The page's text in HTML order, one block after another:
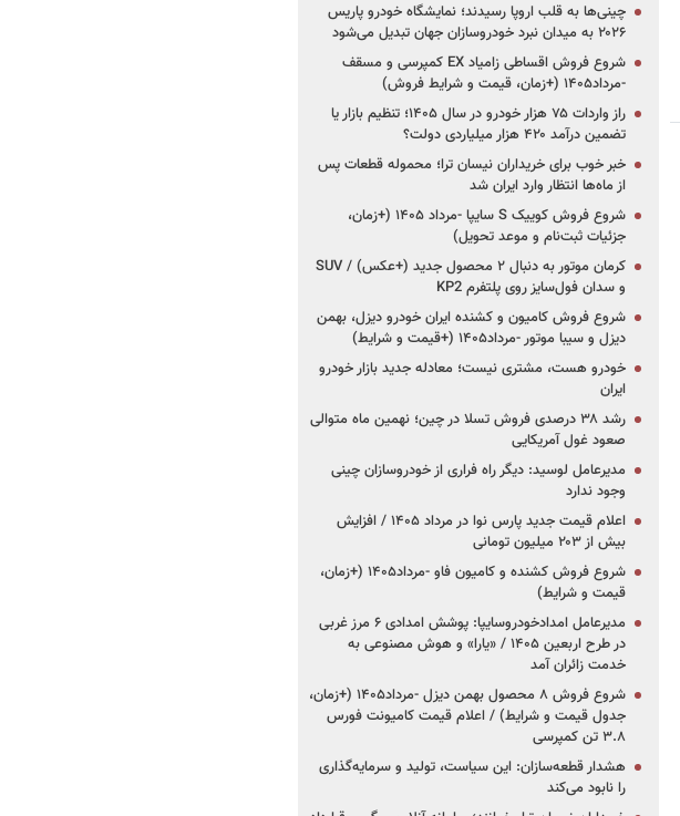
چینی‌ها به قلب اروپا رسیدند؛ نمایشگاه خودرو پاریس
۲۰۲۶ به میدان نبرد خودروسازان جهان تبدیل می‌شود
شروع فروش اقساطی زامیاد EX کمپرسی و مسقف
-مرداد۱۴۰۵ (+زمان، قیمت و شرایط فروش)
راز واردات ۷۵ هزار خودرو در سال ۱۴۰۵؛ تنظیم بازار یا
تضمین درآمد ۴۲۰ هزار میلیاردی دولت؟
خبر خوب برای خریداران نیسان ترا؛ محموله قطعات پس
از ماه‌ها انتظار وارد ایران شد
شروع فروش کوییک S سایپا -مرداد ۱۴۰۵ (+زمان،
جزئیات ثبت‌نام و موعد تحویل)
کرمان موتور به دنبال ۲ محصول جدید (+عکس) / SUV
و سدان فول‌سایز روی پلتفرم KP2
شروع فروش کامیون و کشنده ایران خودرو دیزل، بهمن
دیزل و سیبا موتور -مرداد۱۴۰۵ (+قیمت و شرایط)
خودرو هست، مشتری نیست؛ معادله جدید بازار خودرو
ایران
رشد ۳۸ درصدی فروش تسلا در چین؛ نهمین ماه متوالی
صعود غول آمریکایی
مدیرعامل لوسید: دیگر راه فراری از خودروسازان چینی
وجود ندارد
اعلام قیمت جدید پارس نوا در مرداد ۱۴۰۵ / افزایش
بیش از ۲۰۳ میلیون تومانی
شروع فروش کشنده و کامیون فاو -مرداد۱۴۰۵ (+زمان،
قیمت و شرایط)
مدیرعامل امدادخودروسایپا: پوشش امدادی ۶ مرز غربی
در طرح اربعین ۱۴۰۵ / «یارا» و هوش مصنوعی به
خدمت زائران آمد
شروع فروش ۸ محصول بهمن دیزل -مرداد۱۴۰۵ (+زمان،
جدول قیمت و شرایط) / اعلام قیمت کامیونت فورس
۳.۸ تن کمپرسی
هشدار قطعه‌سازان: این سیاست، تولید و سرمایه‌گذاری
را نابود می‌کند